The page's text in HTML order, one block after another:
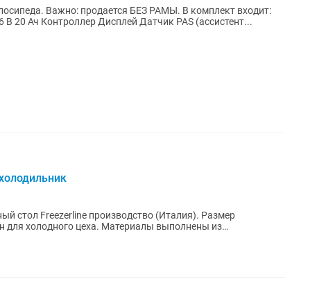
продается БЕЗ РАМЫ. В комплект входит:
Мотор-колесо 26” Аккумулятор 36 В 20 Ач Контроллер Дисплей Датчик PAS (ассистент...
стол Freezerline производство (Италия). Размер
для холодного цеха. Материалы выполнены из